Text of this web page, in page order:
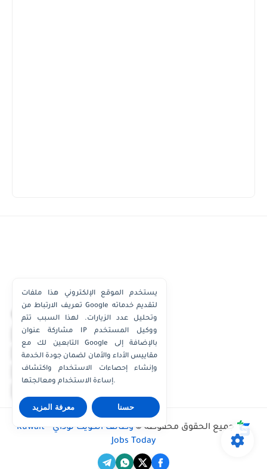
واتساب الكويت
واتساب قطر
واتساب عُمان
جميع الحقوق محفوظة ©
وظائف الكويت توداي - Kuwait
Jobs Today
يستخدم الموقع الإلكتروني هذا ملفات
تعريف الارتباط من Google لتقديم خدماته
وتحليل عدد الزيارات. لهذا السبب تتم
مشاركة عنوان IP ووكيل المستخدم
التابعين لك مع Google بالإضافة إلى
مقاييس الأداء والأمان لضمان جودة الخدمة
وإنشاء إحصاءات الاستخدام واكتشاف
إساءة الاستخدام ومعالجتها.
معرفة المزيد حسنا